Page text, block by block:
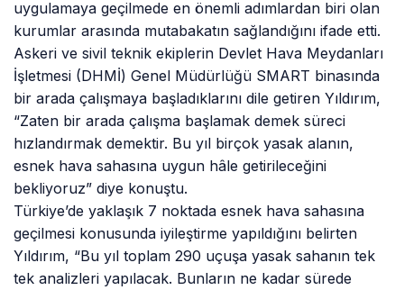
uygulamaya geçilmede en önemli adımlardan biri olan
kurumlar arasında mutabakatın sağlandığını ifade etti.
Askeri ve sivil teknik ekiplerin Devlet Hava Meydanları
İşletmesi (DHMİ) Genel Müdürlüğü SMART binasında
bir arada çalışmaya başladıklarını dile getiren Yıldırım,
“Zaten bir arada çalışma başlamak demek süreci
hızlandırmak demektir. Bu yıl birçok yasak alanın,
esnek hava sahasına uygun hâle getirileceğini
bekliyoruz” diye konuştu.
Türkiye’de yaklaşık 7 noktada esnek hava sahasına
geçilmesi konusunda iyileştirme yapıldığını belirten
Yıldırım, “Bu yıl toplam 290 uçuşa yasak sahanın tek
tek analizleri yapılacak. Bunların ne kadar sürede